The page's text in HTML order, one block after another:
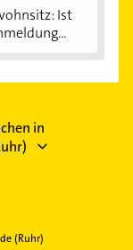
Ist
in
(Ruhr)